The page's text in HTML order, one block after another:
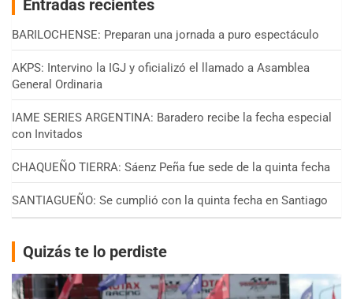
Entradas recientes
BARILOCHENSE: Preparan una jornada a puro espectáculo
AKPS: Intervino la IGJ y oficializó el llamado a Asamblea
General Ordinaria
IAME SERIES ARGENTINA: Baradero recibe la fecha especial
con Invitados
CHAQUEÑO TIERRA: Sáenz Peña fue sede de la quinta fecha
SANTIAGUEÑO: Se cumplió con la quinta fecha en Santiago
Quizás te lo perdiste